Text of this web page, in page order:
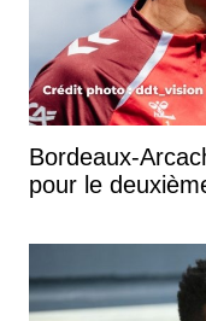
Bordeaux-
pour le